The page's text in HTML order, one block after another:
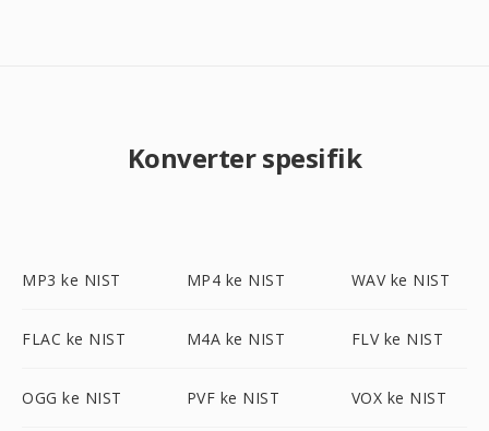
Konverter spesifik
MP3 ke NIST MP4 ke NIST WAV ke NIST
FLAC ke NIST M4A ke NIST FLV ke NIST
OGG ke NIST PVF ke NIST VOX ke NIST